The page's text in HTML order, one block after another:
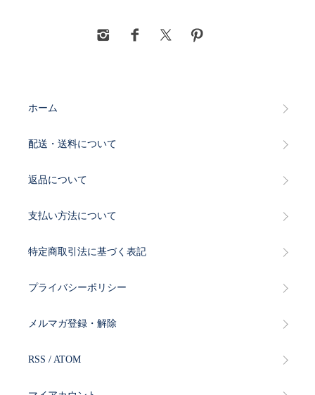
ホーム
配送・送料について
返品について
支払い方法について
特定商取引法に基づく表記
プライバシーポリシー
メルマガ登録・解除
RSS / ATOM